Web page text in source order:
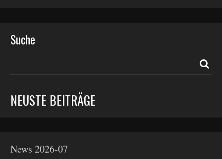
Suche
NEUSTE BEITRÄGE
News 2026-07